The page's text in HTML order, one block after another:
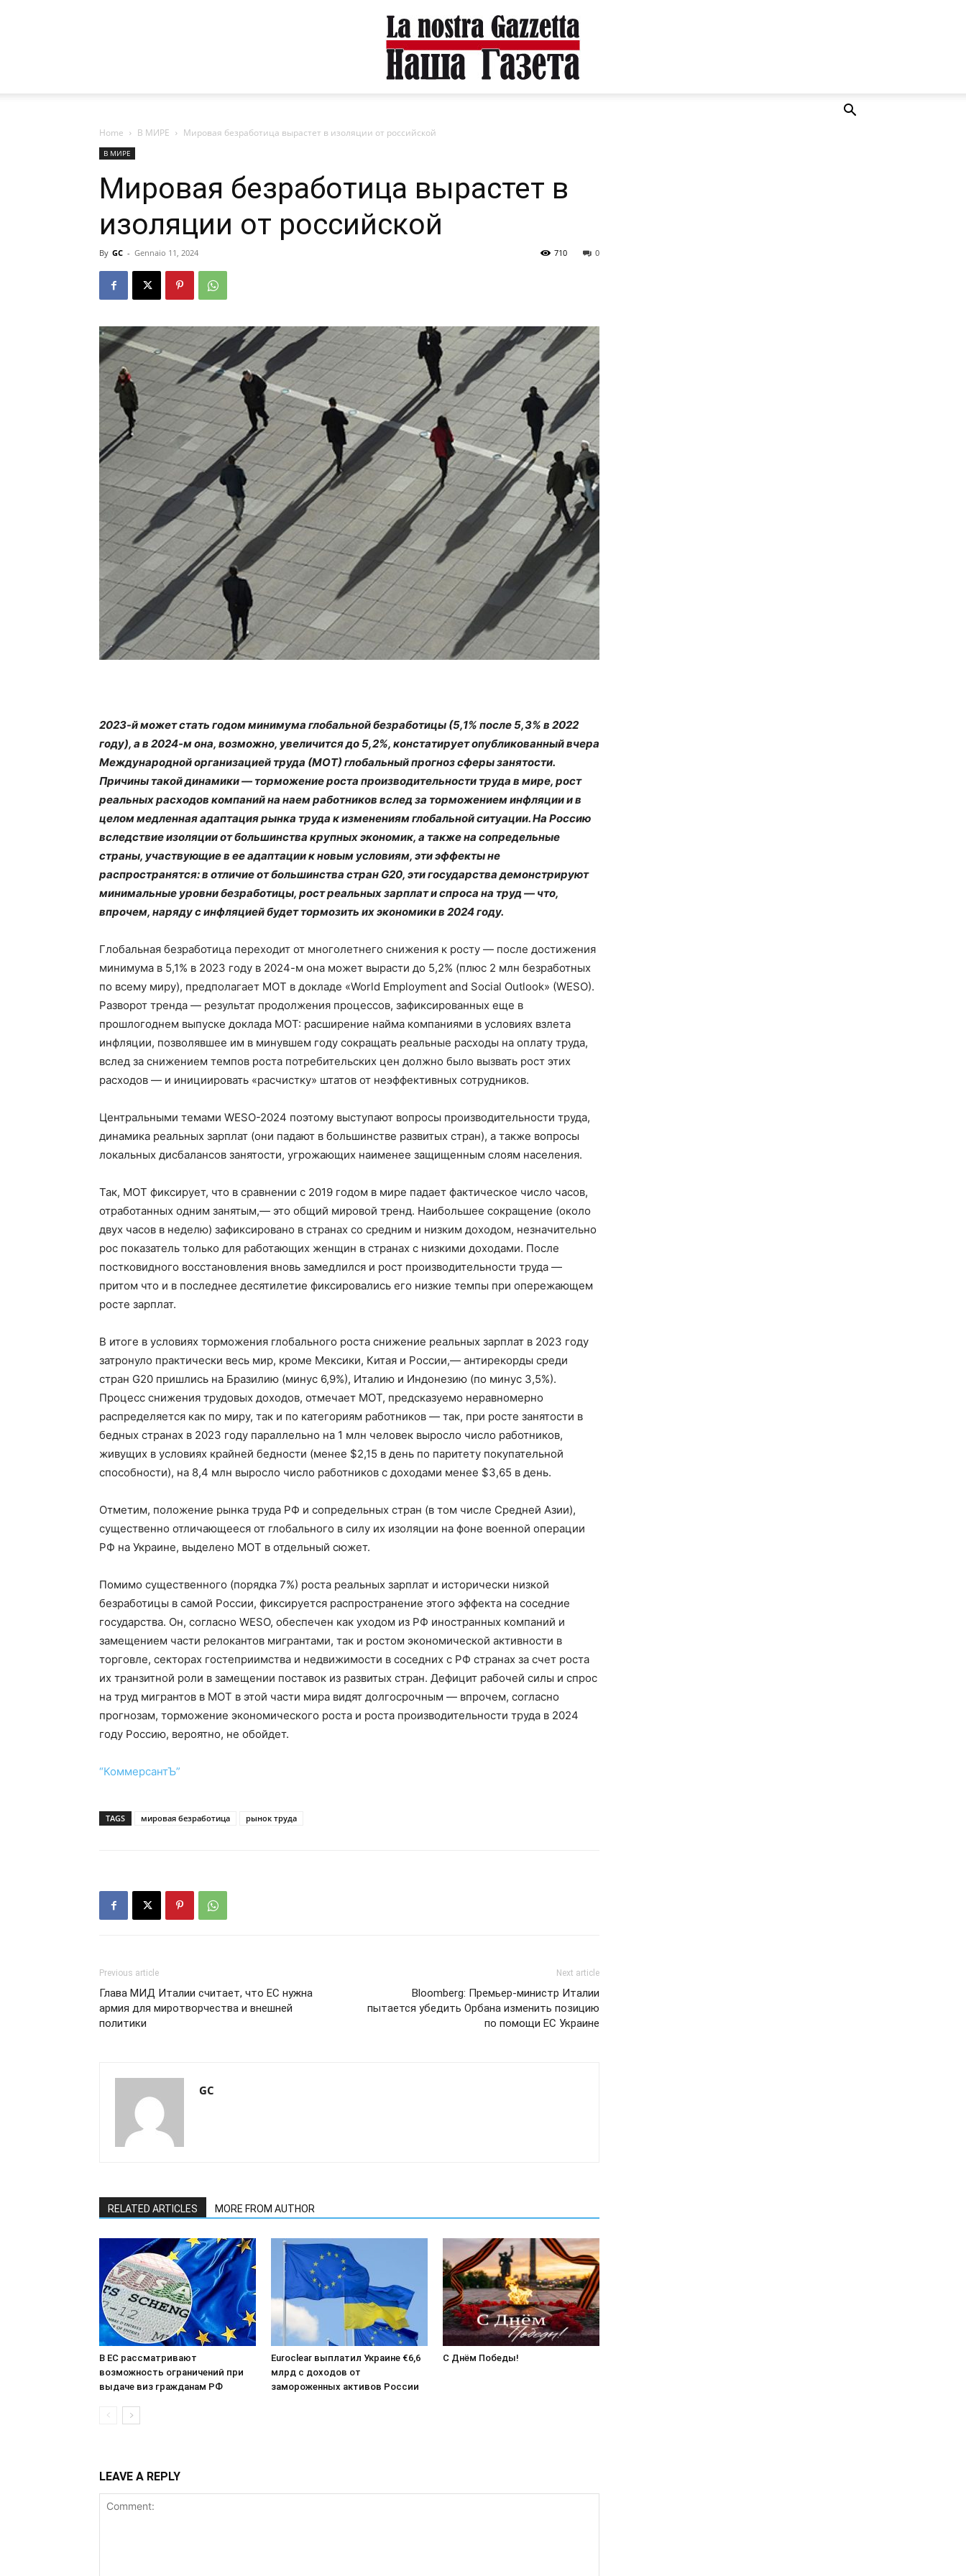
Home В МИРЕ Мировая безработица вырастет в изоляции от российской
В МИРЕ
Мировая безработица вырастет в
изоляции от российской
By GC - Gennaio 11, 2024 0
710
2023-й может стать годом минимума глобальной безработицы (5,1% после 5,3% в 2022
году), а в 2024-м она, возможно, увеличится до 5,2%, констатирует опубликованный вчера
Международной организацией труда (МОТ) глобальный прогноз сферы занятости.
Причины такой динамики — торможение роста производительности труда в мире, рост
реальных расходов компаний на наем работников вслед за торможением инфляции и в
целом медленная адаптация рынка труда к изменениям глобальной ситуации. На Россию
вследствие изоляции от большинства крупных экономик, а также на сопредельные
страны, участвующие в ее адаптации к новым условиям, эти эффекты не
распространятся: в отличие от большинства стран G20, эти государства демонстрируют
минимальные уровни безработицы, рост реальных зарплат и спроса на труд — что,
впрочем, наряду с инфляцией будет тормозить их экономики в 2024 году.
Глобальная безработица переходит от многолетнего снижения к росту — после достижения
минимума в 5,1% в 2023 году в 2024-м она может вырасти до 5,2% (плюс 2 млн безработных
по всему миру), предполагает МОТ в докладе «World Employment and Social Outlook» (WESO).
Разворот тренда — результат продолжения процессов, зафиксированных еще в
прошлогоднем выпуске доклада МОТ: расширение найма компаниями в условиях взлета
инфляции, позволявшее им в минувшем году сокращать реальные расходы на оплату труда,
вслед за снижением темпов роста потребительских цен должно было вызвать рост этих
расходов — и инициировать «расчистку» штатов от неэффективных сотрудников.
Центральными темами WESO-2024 поэтому выступают вопросы производительности труда,
динамика реальных зарплат (они падают в большинстве развитых стран), а также вопросы
локальных дисбалансов занятости, угрожающих наименее защищенным слоям населения.
Так, МОТ фиксирует, что в сравнении с 2019 годом в мире падает фактическое число часов,
отработанных одним занятым,— это общий мировой тренд. Наибольшее сокращение (около
двух часов в неделю) зафиксировано в странах со средним и низким доходом, незначительно
рос показатель только для работающих женщин в странах с низкими доходами. После
постковидного восстановления вновь замедлился и рост производительности труда —
притом что и в последнее десятилетие фиксировались его низкие темпы при опережающем
росте зарплат.
В итоге в условиях торможения глобального роста снижение реальных зарплат в 2023 году
затронуло практически весь мир, кроме Мексики, Китая и России,— антирекорды среди
стран G20 пришлись на Бразилию (минус 6,9%), Италию и Индонезию (по минус 3,5%).
Процесс снижения трудовых доходов, отмечает МОТ, предсказуемо неравномерно
распределяется как по миру, так и по категориям работников — так, при росте занятости в
бедных странах в 2023 году параллельно на 1 млн человек выросло число работников,
живущих в условиях крайней бедности (менее $2,15 в день по паритету покупательной
способности), на 8,4 млн выросло число работников с доходами менее $3,65 в день.
Отметим, положение рынка труда РФ и сопредельных стран (в том числе Средней Азии),
существенно отличающееся от глобального в силу их изоляции на фоне военной операции
РФ на Украине, выделено МОТ в отдельный сюжет.
Помимо существенного (порядка 7%) роста реальных зарплат и исторически низкой
безработицы в самой России, фиксируется распространение этого эффекта на соседние
государства. Он, согласно WESO, обеспечен как уходом из РФ иностранных компаний и
замещением части релокантов мигрантами, так и ростом экономической активности в
торговле, секторах гостеприимства и недвижимости в соседних с РФ странах за счет роста
их транзитной роли в замещении поставок из развитых стран. Дефицит рабочей силы и спрос
на труд мигрантов в МОТ в этой части мира видят долгосрочным — впрочем, согласно
прогнозам, торможение экономического роста и роста производительности труда в 2024
году Россию, вероятно, не обойдет.
“КоммерсантЪ”
TAGS мировая безработица рынок труда
Previous article
Глава МИД Италии считает, что ЕС нужна
армия для миротворчества и внешней
политики
Next article
Bloomberg: Премьер-министр Италии
пытается убедить Орбана изменить позицию
по помощи ЕС Украине
GC
RELATED ARTICLES MORE FROM AUTHOR
В ЕС рассматривают
возможность ограничений при
выдаче виз гражданам РФ
Euroclear выплатил Украине €6,6
млрд с доходов от
замороженных активов России
С Днём Победы!
LEAVE A REPLY